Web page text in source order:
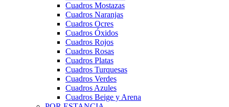
Cuadros Mostazas
Cuadros Naranjas
Cuadros Ocres
Cuadros Óxidos
Cuadros Rojos
Cuadros Rosas
Cuadros Platas
Cuadros Turquesas
Cuadros Verdes
Cuadros Azules
Cuadros Beige y Arena